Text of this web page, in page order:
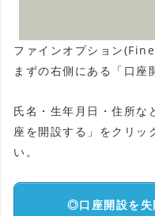
ファインオプション
まずの右側にある「口座
氏名・生年月日・住所な
座を開設する」をクリッ
い。
◎口座開設を